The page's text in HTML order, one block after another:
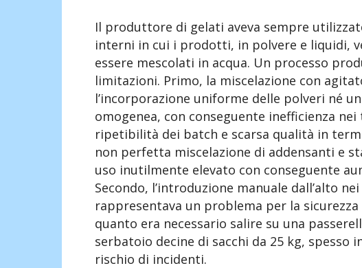
Il produttore di gelati aveva sempre
interni in cui i prodotti, in polvere e liquidi,
essere mescolati in acqua. Un processo
limitazioni. Primo, la miscelazione con
l’incorporazione uniforme delle polveri né
omogenea, con conseguente inefficienza
ripetibilità dei batch e scarsa qualità in
non perfetta miscelazione di addensanti e
uso inutilmente elevato con conseguente
Secondo, l’introduzione manuale dall’alto
rappresentava un problema per la
quanto era necessario salire su una
serbatoio decine di sacchi da 25 kg, spesso
rischio di incidenti.